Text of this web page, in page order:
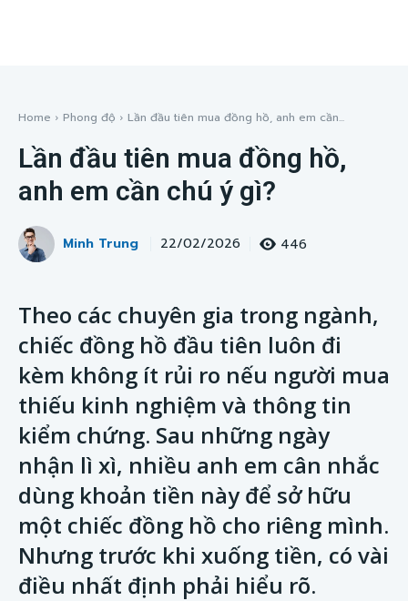
Home Phong độ Lần đầu tiên mua đồng hồ, anh em cần...
Lần đầu tiên mua đồng hồ,
anh em cần chú ý gì?
Minh Trung 22/02/2026 446
Theo các chuyên gia trong ngành,
chiếc đồng hồ đầu tiên luôn đi
kèm không ít rủi ro nếu người mua
thiếu kinh nghiệm và thông tin
kiểm chứng. Sau những ngày
nhận lì xì, nhiều anh em cân nhắc
dùng khoản tiền này để sở hữu
một chiếc đồng hồ cho riêng mình.
Nhưng trước khi xuống tiền, có vài
điều nhất định phải hiểu rõ.